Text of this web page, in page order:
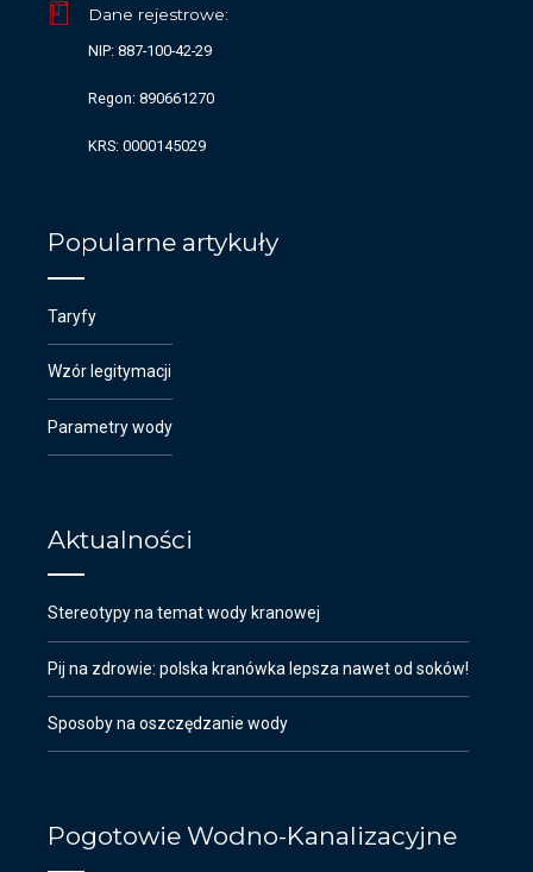
Dane rejestrowe:
NIP: 887-100-42-29
Regon: 890661270
KRS: 0000145029
Popularne artykuły
Taryfy
Wzór legitymacji
Parametry wody
Aktualności
Stereotypy na temat wody kranowej
Pij na zdrowie: polska kranówka lepsza nawet od soków!
Sposoby na oszczędzanie wody
Pogotowie Wodno-Kanalizacyjne